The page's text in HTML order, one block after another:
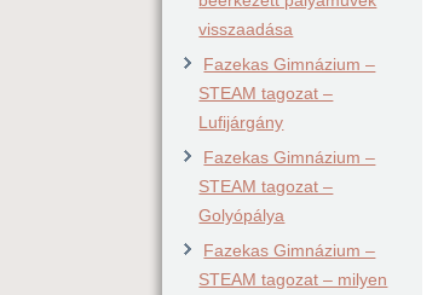
visszaadása
Fazekas Gimnázium –
STEAM tagozat –
Lufijárgány
Fazekas Gimnázium –
STEAM tagozat –
Golyópálya
Fazekas Gimnázium –
STEAM tagozat – milyen